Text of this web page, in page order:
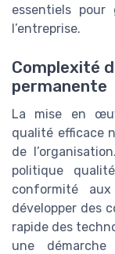
essentiels
l’entreprise.
Complexité
permanente
La mise en
qualité efficace
de
politique
conformité
développer des
rapide des
une